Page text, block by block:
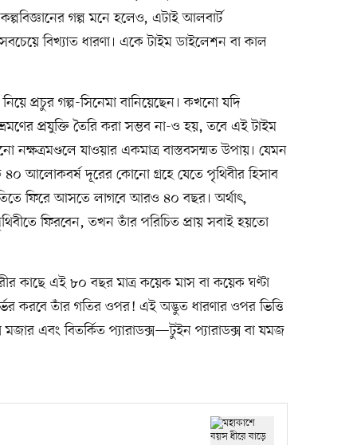
গল্প মনে হলেও, এটাই আলবার্ট
বিখ্যাত ধারণা। একে টাইম ডাইলেশন বা কাল
প্রচুর গল্প-সিনেমা বানিয়েছেন। কখনো যদি
প্রযুক্তি তৈরি করা সম্ভব না-ও হয়, তবে এই টাইম
যাওয়ার একমাত্র বাস্তবসম্মত উপায়। যেমন
আলোকবর্ষ দূরের কোনো গ্রহে যেতে পৃথিবীর হিসাব
ফিরে আসতে লাগবে আরও ৪০ বছর। অর্থাৎ,
ফিরবেন, তখন তাঁর পরিচিত প্রায় সবাই হয়তো
কাছে এই ৮০ বছর মাত্র কয়েক মাস বা কয়েক ঘণ্টা
করবে তাঁর গতির ওপর! এই অদ্ভুত ধারণার ওপর ভিত্তি
এবং বিতর্কিত প্যারাডক্স—টুইন প্যারাডক্স বা যমজ